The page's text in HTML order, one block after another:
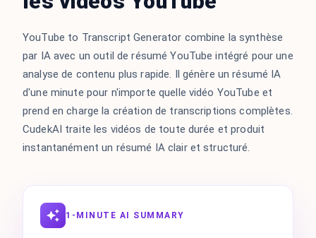
YouTube to Transcript Generator combine la synthèse
par IA avec un outil de résumé YouTube intégré pour une
analyse de contenu plus rapide. Il génère un résumé IA
d'une minute pour n'importe quelle vidéo YouTube et
prend en charge la création de transcriptions complètes.
CudekAI traite les vidéos de toute durée et produit
instantanément un résumé IA clair et structuré.
1-MINUTE AI SUMMARY